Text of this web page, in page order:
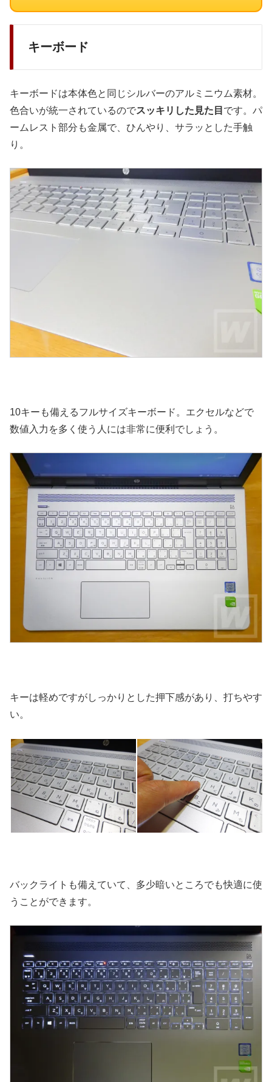
キーボード
キーボードは本体色と同じシルバーのアルミニウム素材。
色合いが統一されているのでスッキリした見た目 です。パ
ームレスト部分も金属で、ひんやり、サラッとした手触
り。
10キーも備えるフルサイズキーボード。エクセルなどで
数値入力を多く使う人には非常に便利でしょう。
キーは軽めですがしっかりとした押下感があり、打ちやす
い。
バックライトも備えていて、多少暗いところでも快適に使
うことができます。